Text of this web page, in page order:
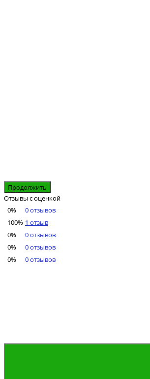
Продолжить
Отзывы с оценкой
0%
0 отзывов
100% 1 отзыв
0%
0 отзывов
0%
0 отзывов
0%
0 отзывов